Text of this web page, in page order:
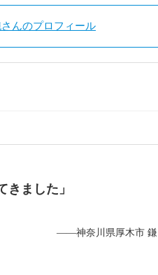
んのプロフィール
きました」
——神奈川県厚木市 鎌